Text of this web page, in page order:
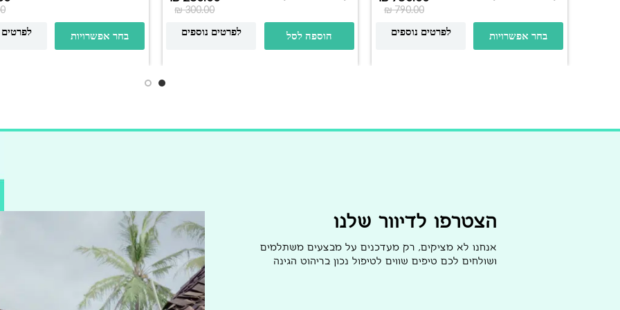
₪790.00
בחר אפשרויות לפרטים נוספים
₪300.00
הוספה לסל לפרטים נוספים בחר אפשרויות לפרטים
הצטרפו לדיוור שלנו
אנחנו לא מציקים, רק מעדכנים על מבצעים משתלמים
ושולחים לכם טיפים שווים לטיפול נכון בריהוט הגינה